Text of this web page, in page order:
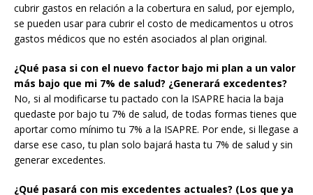
cubrir gastos en relación a la cobertura en salud, por ejemplo,
se pueden usar para cubrir el costo de medicamentos u otros
gastos médicos que no estén asociados al plan original.
¿Qué pasa si con el nuevo factor bajo mi plan a un valor
más bajo que mi 7% de salud? ¿Generará excedentes?
No, si al modificarse tu pactado con la ISAPRE hacia la baja
quedaste por bajo tu 7% de salud, de todas formas tienes que
aportar como mínimo tu 7% a la ISAPRE. Por ende, si llegase a
darse ese caso, tu plan solo bajará hasta tu 7% de salud y sin
generar excedentes.
¿Qué pasará con mis excedentes actuales? (Los que ya